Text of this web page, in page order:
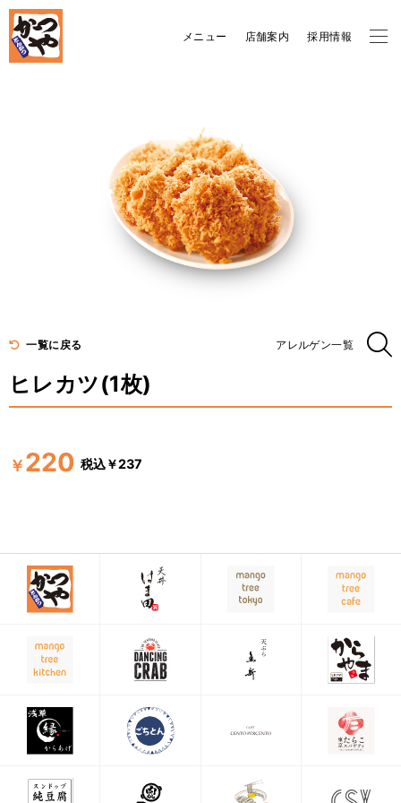
メニュー 店舗案内 採用情報
ヒレカツ(1枚)
一覧に戻る
￥220 税込￥237
アレルゲン一覧